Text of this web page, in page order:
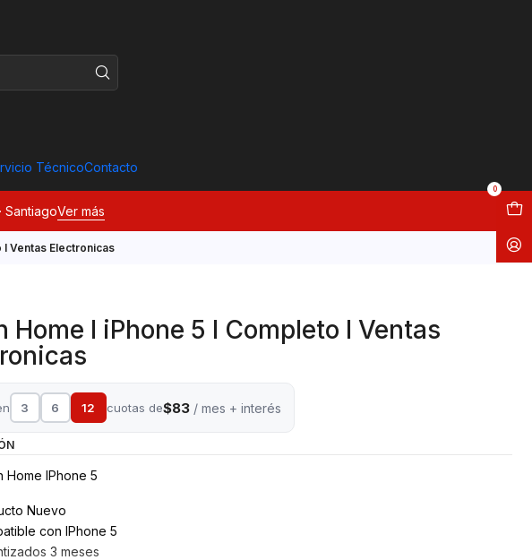
TécnicoContacto
0
SantiagoVer más
I Ventas Electronicas
Home I iPhone 5 I Completo I Ventas
3 6 12 cuotas de$83/ mes + interés
Home IPhone 5
Nuevo
con IPhone 5
3 meses